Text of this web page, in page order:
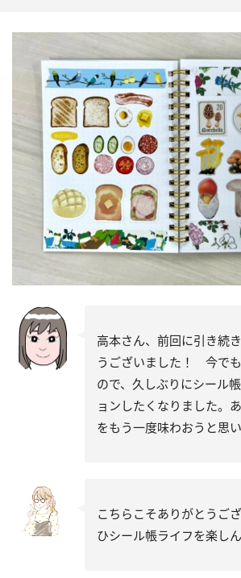
高本さん、前回に引き続
うございました！ 今で
ので、久しぶりにシール
ョンしたくなりました。
をもう一度味わおうと思
こちらこそありがとうご
ひシール帳ライフを楽しん